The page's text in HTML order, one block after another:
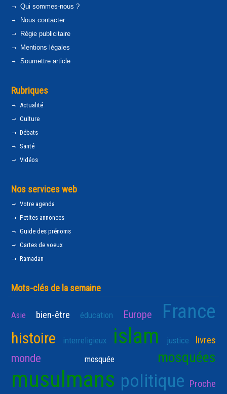
Qui sommes-nous ?
Nous contacter
Régie publicitaire
Mentions légales
Soumettre article
Rubriques
Actualité
Culture
Débats
Santé
Vidéos
Nos services web
Votre agenda
Petites annonces
Guide des prénoms
Cartes de voeux
Ramadan
Mots-clés de la semaine
Asie bien-être éducation Europe France
histoire interreligieux islam justice livres
monde mosquée mosquées
musulmans politique Proche